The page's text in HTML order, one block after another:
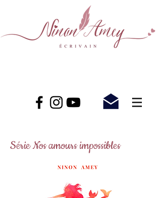
Série Nos amours impossibles